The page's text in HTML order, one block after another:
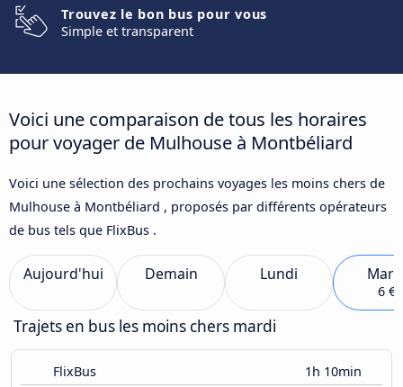
Trouvez le bon bus pour vous
Simple et transparent
Voici une comparaison de tous les horaires
pour voyager de Mulhouse à Montbéliard
Voici une sélection des prochains voyages les moins chers de
Mulhouse à Montbéliard , proposés par différents opérateurs
de bus tels que FlixBus .
Aujourd'hui Demain Lundi
6 €
Trajets en bus les moins chers mardi
FlixBus 1h 10min